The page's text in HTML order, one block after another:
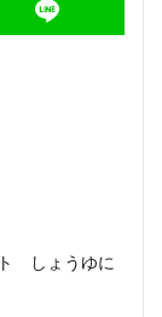
しょうゆに